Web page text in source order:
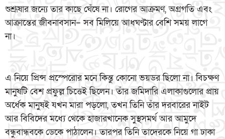
শুশ্রূষার জন্যে তার কাছে ঘেঁষে না। রোগের আক্রমণ, অগ্রগতি এবং
আক্রান্তের জীবনাবসান– সব মিলিয়ে আধঘণ্টার বেশি সময় লাগে
না।
এ নিয়ে প্রিন্স প্রস্পেরোর মনে কিন্তু কোনো ভয়ডর ছিলো না। বিচক্ষণ
মানুষটি বেশ প্রফুল্ল চিত্তেই ছিলেন। তাঁর জমিদারি এলাকাগুলোর প্রায়
অর্ধেক মানুষই যখন মারা পড়লো, তখন তিনি তাঁর দরবারের নাইট
আর বিবিদের মধ্যে থেকে হাজারখানেক সুস্থসমর্থ আর আমুদে
বন্ধুবান্ধবকে ডেকে পাঠালেন। তারপর তিনি তাদেরকে নিয়ে গা ঢাকা